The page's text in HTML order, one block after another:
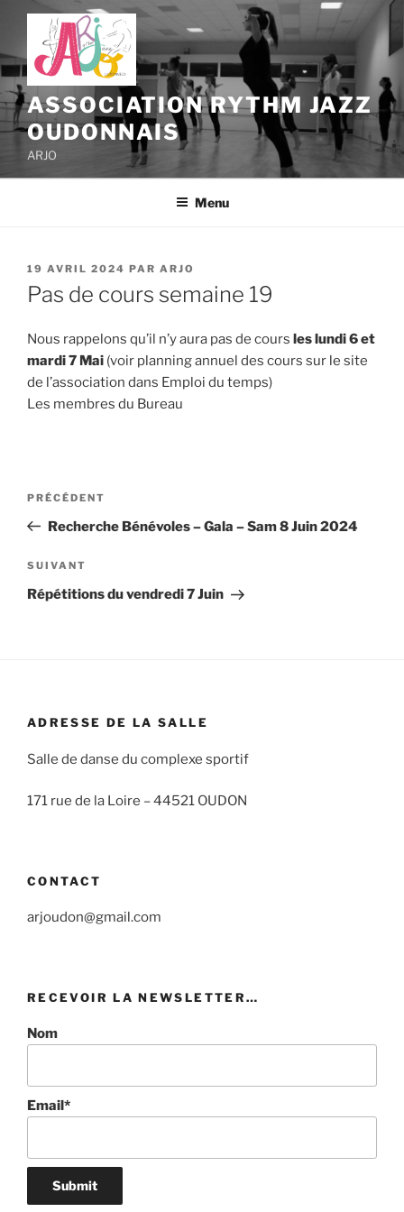
Aller
contenu
principal
ASSOCIATION RYTHM JAZZ
OUDONNAIS
ARJO
Menu
PUBLIÉ
LE
19 AVRIL 2024 PAR ARJO
Pas de cours semaine 19
Nous rappelons qu’il n’y aura pas de cours les lundi 6 et
mardi 7 Mai (voir planning annuel des cours sur le site
de l’association dans Emploi du temps)
Les membres du Bureau
Navigation
l’article
Article
précédent
PRÉCÉDENT
Recherche Bénévoles – Gala – Sam 8 Juin 2024
Article
suivant
SUIVANT
Répétitions du vendredi 7 Juin
ADRESSE DE LA SALLE
Salle de danse du complexe sportif
171 rue de la Loire –44521 OUDON
CONTACT
arjoudon@gmail.com
RECEVOIR LA NEWSLETTER…
Nom
Email*